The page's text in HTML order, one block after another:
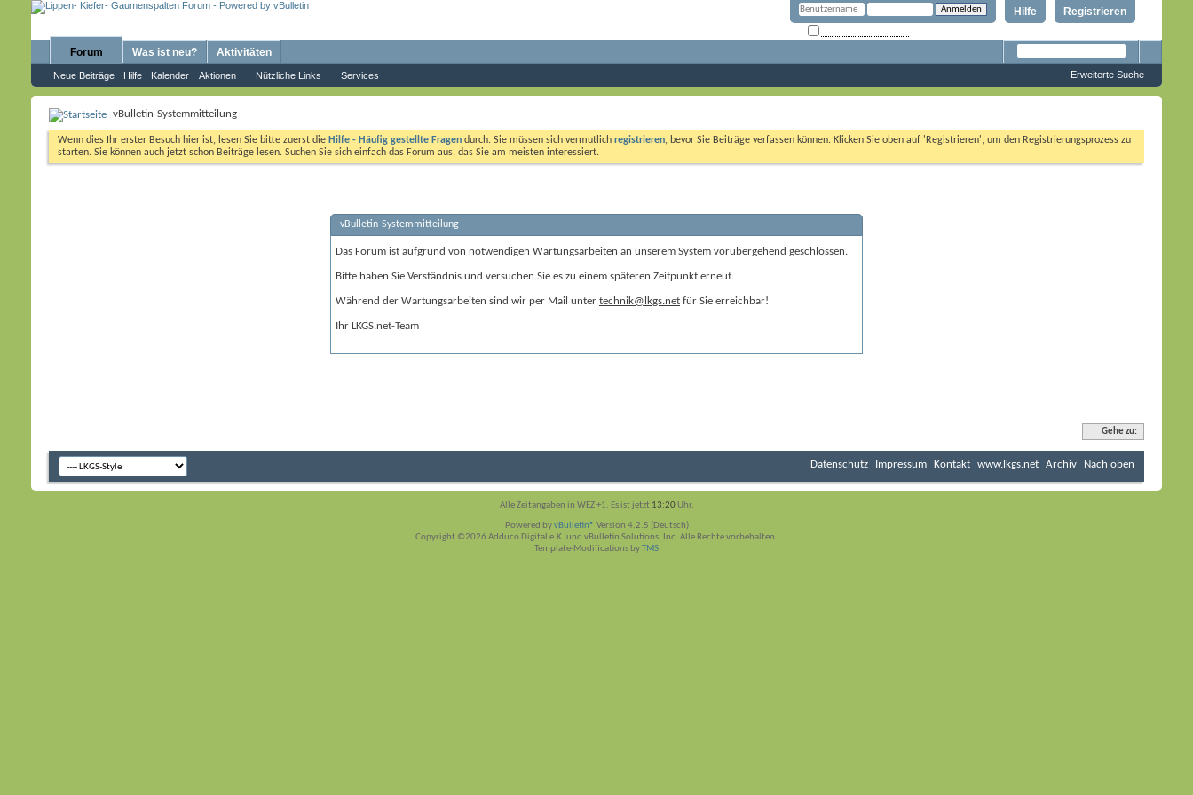
Registrieren
Hilfe
Forum
Neue Beiträge Hilfe Kalender Aktionen Nützliche Links Services
Was ist neu? Aktivitäten
Erweiterte Suche
vBulletin-Systemmitteilung
Wenn dies Ihr erster Besuch hier ist, lesen Sie bitte zuerst die Hilfe - Häufig gestellte Fragen durch. Sie müssen sich vermutlich registrieren, bevor Sie Beiträge verfassen können. Klicken Sie oben auf 'Registrieren', um den Registrierungsprozess zu
starten. Sie können auch jetzt schon Beiträge lesen. Suchen Sie sich einfach das Forum aus, das Sie am meisten interessiert.
vBulletin-Systemmitteilung
Das Forum ist aufgrund von notwendigen Wartungsarbeiten an unserem System vorübergehend geschlossen.
Bitte haben Sie Verständnis und versuchen Sie es zu einem späteren Zeitpunkt erneut.
Während der Wartungsarbeiten sind wir per Mail unter technik@lkgs.net für Sie erreichbar!
Ihr LKGS.net-Team
Gehe zu:
Datenschutz Impressum Kontakt www.lkgs.net Archiv Nach oben
Alle Zeitangaben in WEZ +1. Es ist jetzt 13:20Uhr.
Powered byvBulletin® Version 4.2.5 (Deutsch)
Copyright ©2026 Adduco Digital e.K. und vBulletin Solutions, Inc. Alle Rechte vorbehalten.
Template-Modifications byTMS